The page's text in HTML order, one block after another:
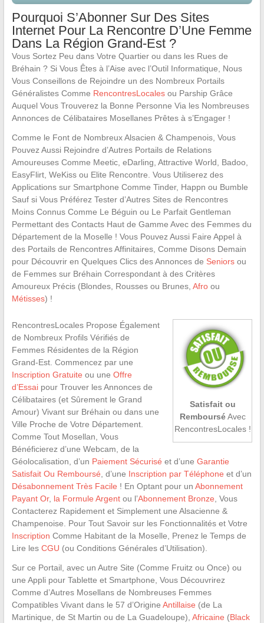
Pourquoi S’Abonner Sur Des Sites
Internet Pour La Rencontre D’Une Femme
Dans La Région Grand-Est ?
Vous Sortez Peu dans Votre Quartier ou dans les Rues de
Bréhain ? Si Vous Êtes à l’Aise avec l’Outil Informatique, Nous
Vous Conseillons de Rejoindre un des Nombreux Portails
Généralistes Comme RencontresLocalesou Parship Grâce
Auquel Vous Trouverez la Bonne Personne Via les Nombreuses
Annonces de Célibataires Mosellanes Prêtes à s’Engager !
Comme le Font de Nombreux Alsacien & Champenois, Vous
Pouvez Aussi Rejoindre d’Autres Portails de Relations
Amoureuses Comme Meetic, eDarling, Attractive World, Badoo,
EasyFlirt, WeKiss ou Elite Rencontre. Vous Utiliserez des
Applications sur Smartphone Comme Tinder, Happn ou Bumble
Sauf si Vous Préférez Tester d’Autres Sites de Rencontres
Moins Connus Comme Le Béguin ou Le Parfait Gentleman
Permettant des Contacts Haut de Gamme Avec des Femmes du
Département de la Moselle ! Vous Pouvez Aussi Faire Appel à
des Portails de Rencontres Affinitaires, Comme Disons Demain
pour Découvrir en Quelques Clics des Annonces de Seniorsou
de Femmes sur Bréhain Correspondant à des Critères
Amoureux Précis (Blondes, Rousses ou Brunes, Afroou
Métisses) !
Satisfait ou
RembourséAvec
RencontresLocales !
RencontresLocales Propose Également
de Nombreux Profils Vérifiés de
Femmes Résidentes de la Région
Grand-Est. Commencez par une
Inscription Gratuite ou une Offre
d’Essaipour Trouver les Annonces de
Célibataires (et Sûrement le Grand
Amour) Vivant sur Bréhain ou dans une
Ville Proche de Votre Département.
Comme Tout Mosellan, Vous
Bénéficierez d’une Webcam, de la
Géolocalisation, d’un Paiement Sécurisé et d’une Garantie
Satisfait Ou Remboursé , d’une Inscription par Téléphone et d’un
Désabonnement Très Facile ! En Optant pour un Abonnement
Payant Or, la Formule Argentou l’Abonnement Bronze , Vous
Contacterez Rapidement et Simplement une Alsacienne &
Champenoise. Pour Tout Savoir sur les Fonctionnalités et Votre
Inscription Comme Habitant de la Moselle, Prenez le Temps de
Lire les CGU (ou Conditions Générales d’Utilisation).
Sur ce Portail, avec un Autre Site (Comme Fruitz ou Once) ou
une Appli pour Tablette et Smartphone, Vous Découvrirez
Comme d’Autres Mosellans de Nombreuses Femmes
Compatibles Vivant dans le 57 d’Origine Antillaise (de La
Martinique, de St Martin ou de La Guadeloupe), Africaine (Black